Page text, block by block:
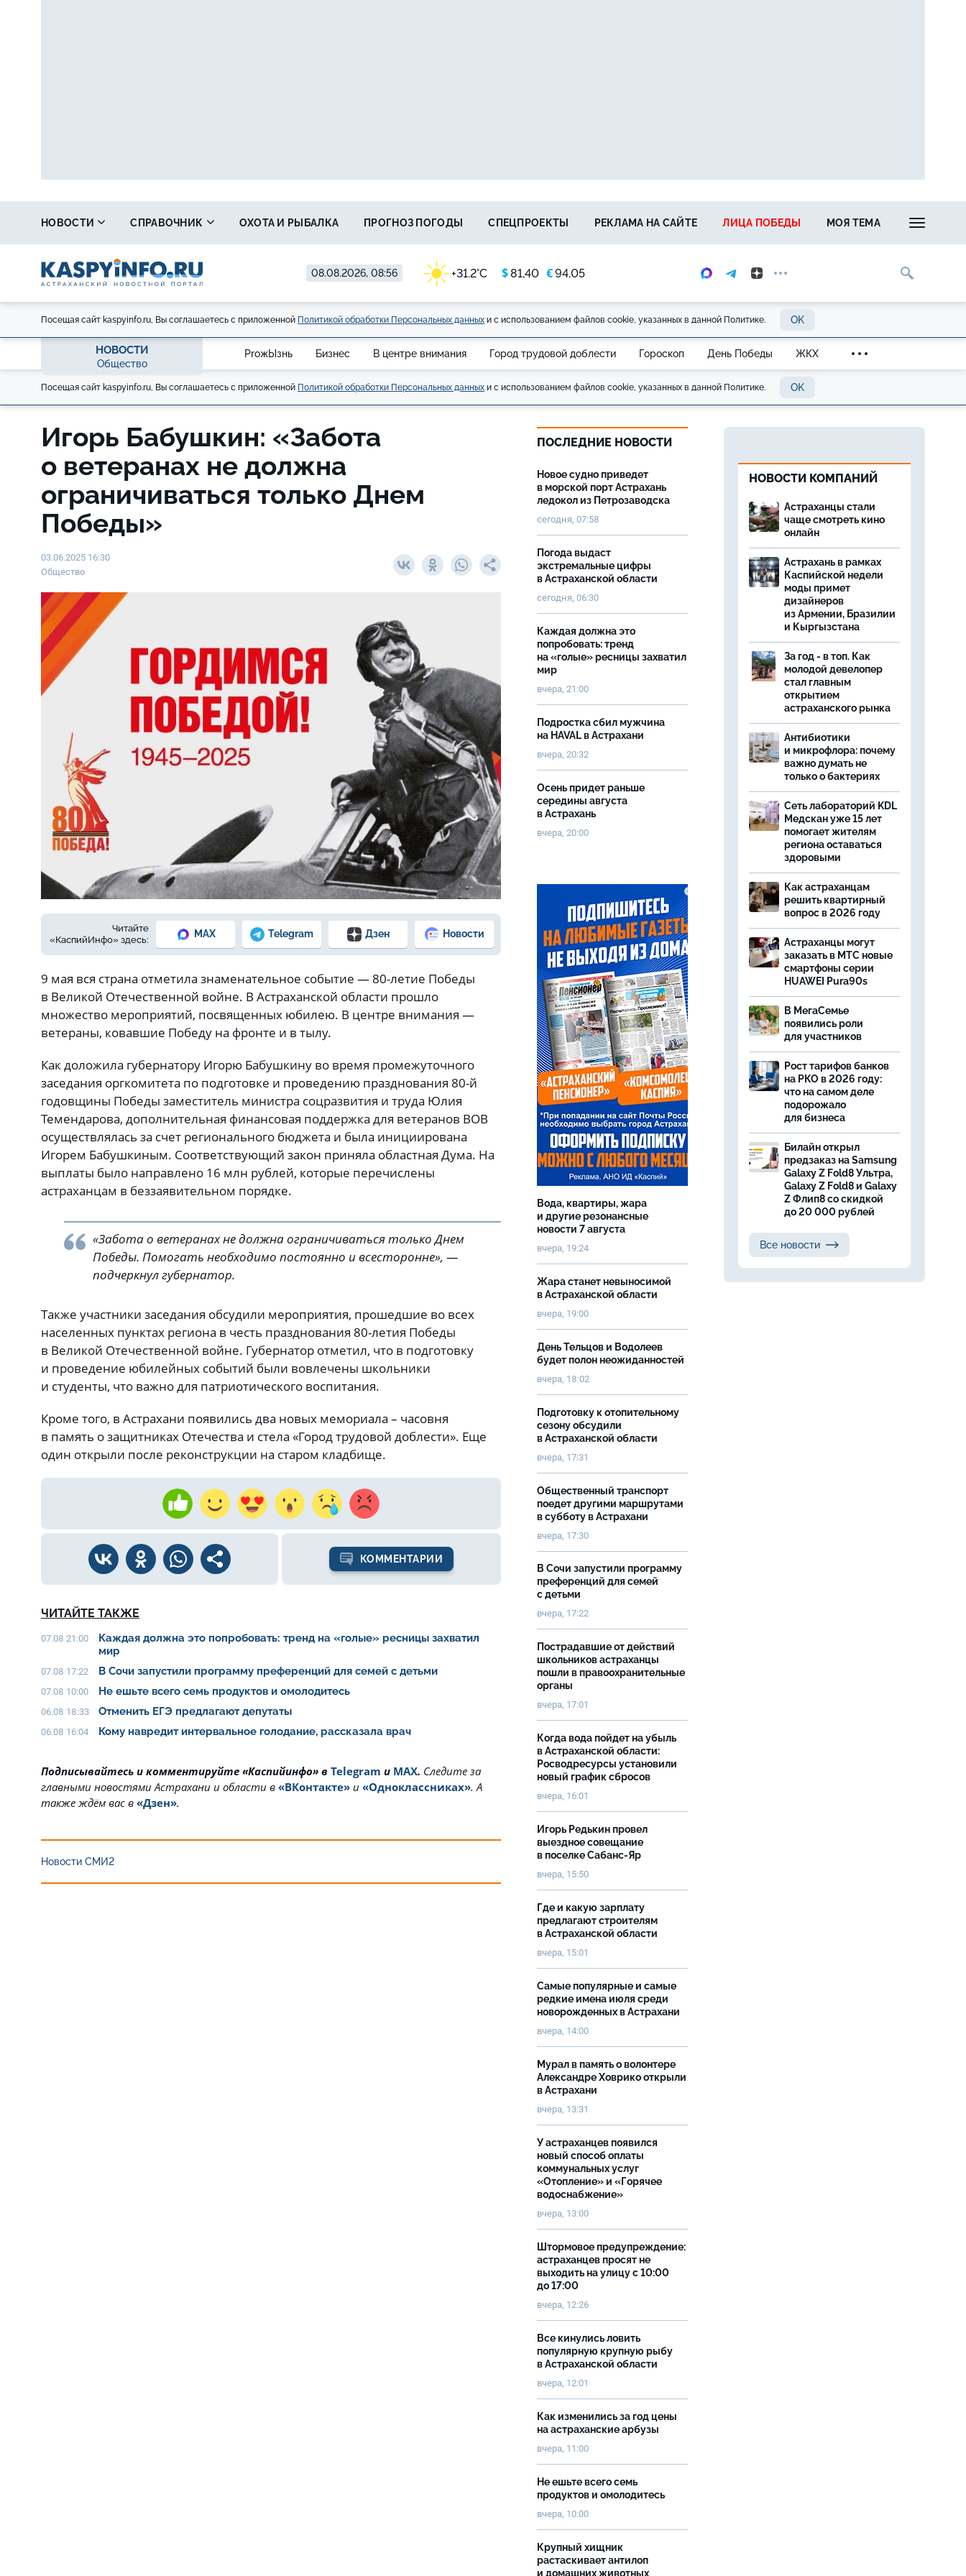
08.08.2026, 08:56 +31.2°C $81,40 €94,05
НОВОСТИ СПРАВОЧНИК ОХОТА И РЫБАЛКА ПРОГНОЗ ПОГОДЫ СПЕЦПРОЕКТЫ РЕКЛАМА НА САЙТЕ ЛИЦА ПОБЕДЫ МОЯ ТЕМА
Посещая сайт kaspyinfo.ru, Вы соглашаетесь с приложенной Политикой обработки Персональных данных и с использованием файлов cookie, указанных в данной Политике. OK
НОВОСТИ
Общество
ProжЫзнь Бизнес В центре внимания Город трудовой доблести Гороскоп День Победы ЖКХ
Посещая сайт kaspyinfo.ru, Вы соглашаетесь с приложенной Политикой обработки Персональных данных и с использованием файлов cookie, указанных в данной Политике. OK
Игорь Бабушкин: «Забота
о ветеранах не должна
ограничиваться только Днем
Победы»
03.06.2025 16:30
Общество
Читайте
«КаспийИнфо» здесь:
MAX Telegram Дзен Новости
9 мая вся страна отметила знаменательное событие — 80-летие Победы
в Великой Отечественной войне. В Астраханской области прошло
множество мероприятий, посвященных юбилею. В центре внимания —
ветераны, ковавшие Победу на фронте и в тылу.
Как доложила губернатору Игорю Бабушкину во время промежуточного
заседания оргкомитета по подготовке и проведению празднования 80-й
годовщины Победы заместитель министра соцразвития и труда Юлия
Темендарова, дополнительная финансовая поддержка для ветеранов ВОВ
осуществлялась за счет регионального бюджета и была инициирована
Игорем Бабушкиным. Соответствующий закон приняла областная Дума. На
выплаты было направлено 16 млн рублей, которые перечислены
астраханцам в беззаявительном порядке.
«Забота о ветеранах не должна ограничиваться только Днем
Победы. Помогать необходимо постоянно и всесторонне», —
подчеркнул губернатор.
Также участники заседания обсудили мероприятия, прошедшие во всех
населенных пунктах региона в честь празднования 80-летия Победы
в Великой Отечественной войне. Губернатор отметил, что в подготовку
и проведение юбилейных событий были вовлечены школьники
и студенты, что важно для патриотического воспитания.
Кроме того, в Астрахани появились два новых мемориала – часовня
в память о защитниках Отечества и стела «Город трудовой доблести». Еще
один открыли после реконструкции на старом кладбище.
КОММЕНТАРИИ
ЧИТАЙТЕ ТАКЖЕ
07.08 21:00
Каждая должна это попробовать: тренд на «голые» ресницы захватил
мир
07.08 17:22 В Сочи запустили программу преференций для семей с детьми
07.08 10:00 Не ешьте всего семь продуктов и омолодитесь
06.08 18:33 Отменить ЕГЭ предлагают депутаты
06.08 16:04 Кому навредит интервальное голодание, рассказала врач
Подписывайтесь и комментируйте «Каспийинфо» в Telegram и MAX. Cледите за
главными новостями Астрахани и области в «ВКонтакте» и «Одноклассниках». А
также ждём вас в «Дзен».
Новости СМИ2
ПОСЛЕДНИЕ НОВОСТИ
Новое судно приведет
в морской порт Астрахань
ледокол из Петрозаводска
сегодня, 07:58
Погода выдаст
экстремальные цифры
в Астраханской области
сегодня, 06:30
Каждая должна это
попробовать: тренд
на «голые» ресницы захватил
мир
вчера, 21:00
Подростка сбил мужчина
на HAVAL в Астрахани
вчера, 20:32
Осень придет раньше
середины августа
в Астрахань
вчера, 20:00
Вода, квартиры, жара
и другие резонансные
новости 7 августа
вчера, 19:24
Жара станет невыносимой
в Астраханской области
вчера, 19:00
День Тельцов и Водолеев
будет полон неожиданностей
вчера, 18:02
Подготовку к отопительному
сезону обсудили
в Астраханской области
вчера, 17:31
Общественный транспорт
поедет другими маршрутами
в субботу в Астрахани
вчера, 17:30
В Сочи запустили программу
преференций для семей
с детьми
вчера, 17:22
Пострадавшие от действий
школьников астраханцы
пошли в правоохранительные
органы
вчера, 17:01
Когда вода пойдет на убыль
в Астраханской области:
Росводресурсы установили
новый график сбросов
вчера, 16:01
Игорь Редькин провел
выездное совещание
в поселке Сабанс-Яр
вчера, 15:50
Где и какую зарплату
предлагают строителям
в Астраханской области
вчера, 15:01
Самые популярные и самые
редкие имена июля среди
новорожденных в Астрахани
вчера, 14:00
Мурал в память о волонтере
Александре Ховрико открыли
в Астрахани
вчера, 13:31
У астраханцев появился
новый способ оплаты
коммунальных услуг
«Отопление» и «Горячее
водоснабжение»
вчера, 13:00
Штормовое предупреждение:
астраханцев просят не
выходить на улицу с 10:00
до 17:00
вчера, 12:26
Все кинулись ловить
популярную крупную рыбу
в Астраханской области
вчера, 12:01
Как изменились за год цены
на астраханские арбузы
вчера, 11:00
Не ешьте всего семь
продуктов и омолодитесь
вчера, 10:00
Крупный хищник
растаскивает антилоп
и домашних животных
НОВОСТИ КОМПАНИЙ
Астраханцы стали
чаще смотреть кино
онлайн
Астрахань в рамках
Каспийской недели
моды примет
дизайнеров
из Армении, Бразилии
и Кыргызстана
За год - в топ. Как
молодой девелопер
стал главным
открытием
астраханского рынка
Антибиотики
и микрофлора: почему
важно думать не
только о бактериях
Сеть лабораторий KDL
Медскан уже 15 лет
помогает жителям
региона оставаться
здоровыми
Как астраханцам
решить квартирный
вопрос в 2026 году
Астраханцы могут
заказать в МТС новые
смартфоны серии
HUAWEI Pura90s
В МегаСемье
появились роли
для участников
Рост тарифов банков
на РКО в 2026 году:
что на самом деле
подорожало
для бизнеса
Билайн открыл
предзаказ на Samsung
Galaxy Z Fold8 Ультра,
Galaxy Z Fold8 и Galaxy
Z Флип8 со скидкой
до 20 000 рублей
Все новости